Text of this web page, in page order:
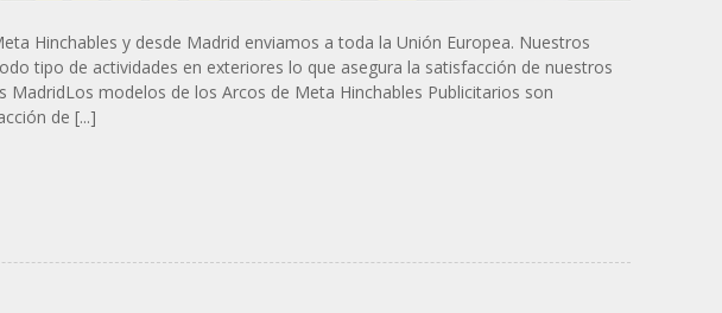
Hinchables y desde Madrid enviamos a toda la Unión Europea. Nuestros
tipo de actividades en exteriores lo que asegura la satisfacción de nuestros
MadridLos modelos de los Arcos de Meta Hinchables Publicitarios son
de [...]